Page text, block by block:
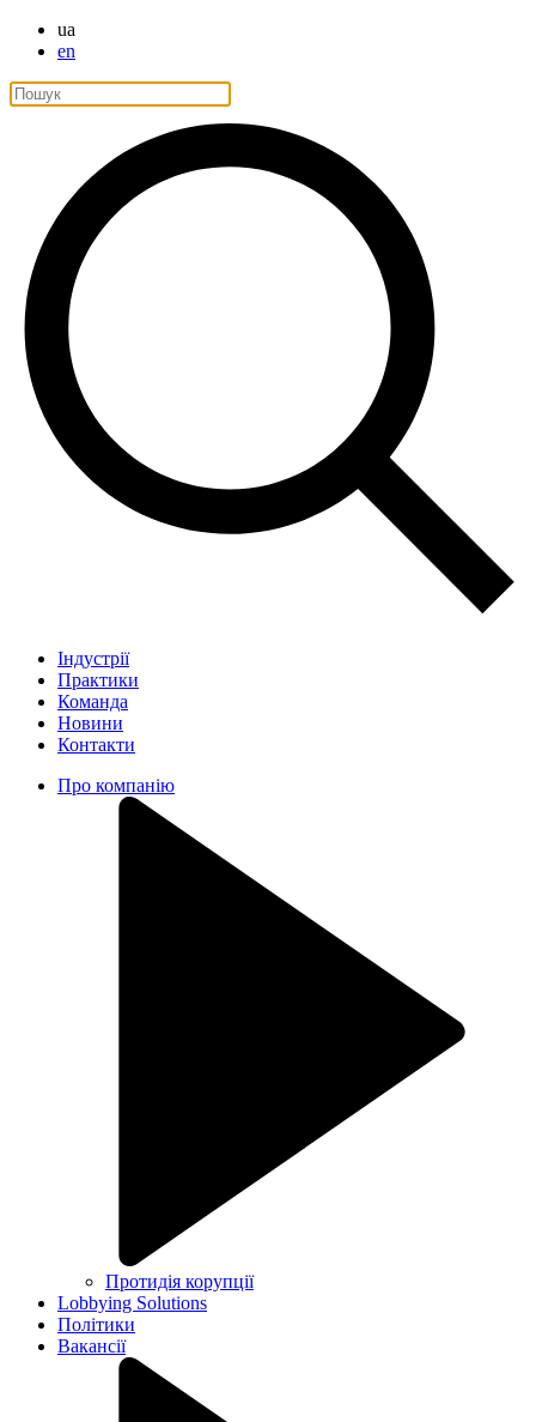
ua
en
Індустрії
Практики
Команда
Новини
Контакти
Про компанію
Протидія корупції
Lobbying Solutions
Політики
Вакансії